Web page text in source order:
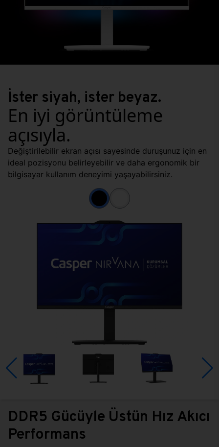
İster siyah, ister beyaz.
En iyi görüntüleme
açısıyla.
Değiştirilebilir ekran açısı sayesinde duruşunuz için en
ideal pozisyonu belirleyebilir ve daha ergonomik bir
bilgisayar kullanım deneyimi yaşayabilirsiniz.
DDR5 Gücüyle Üstün Hız Akıcı
Performans